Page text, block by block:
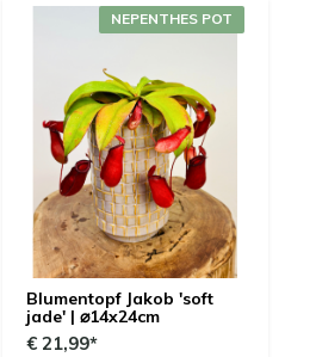
Blumentopf Jakob 'soft
jade' | ⌀14x24cm
NEPENTHES POT
€ 21,99*